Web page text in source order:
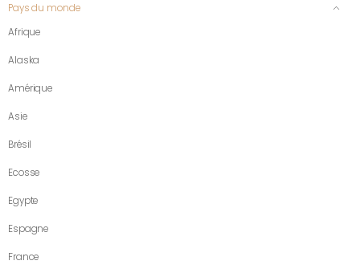
Pays du monde
Afrique
Alaska
Amérique
Asie
Brésil
Ecosse
Egypte
Espagne
France